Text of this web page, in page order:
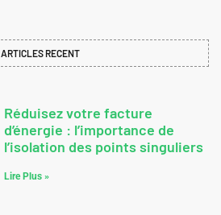
ARTICLES RECENT
Réduisez votre facture
d’énergie : l’importance de
l’isolation des points singuliers
Lire Plus »